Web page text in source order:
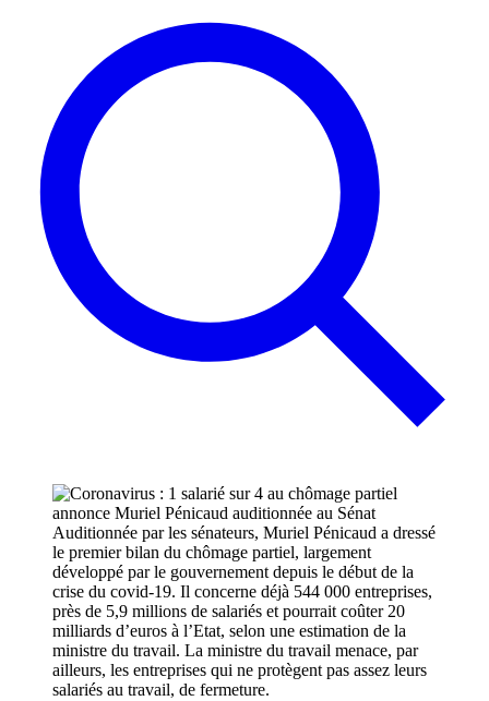
Auditionnée par les sénateurs, Muriel Pénicaud a dressé
le premier bilan du chômage partiel, largement
développé par le gouvernement depuis le début de la
crise du covid-19. Il concerne déjà 544 000 entreprises,
près de 5,9 millions de salariés et pourrait coûter 20
milliards d’euros à l’Etat, selon une estimation de la
ministre du travail. La ministre du travail menace, par
ailleurs, les entreprises qui ne protègent pas assez leurs
salariés au travail, de fermeture.